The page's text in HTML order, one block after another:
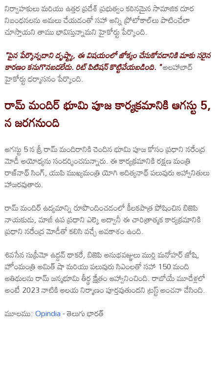
నిర్వాహకులు మరియు ఉత్తర ప్రదేశ్ ప్రభుత్వం కఠినమైన సామాజిక దూర
నిబంధనలను అమలు చేయడంతో సహా అన్ని ప్రోటోకాల్‌లు పాటించేలా
చూస్తాయని తాము భావిస్తున్నామని హైకోర్టు పేర్కొంది.
"పైన పేర్కొన్నదాని దృష్ట్యా, ఈ విషయంలో జోక్యం చేసుకోవడానికి మాకు సరైన
కారణం కనుగొనబడలేదు. రిట్ పిటిషన్ కొట్టివేయబడింది. "అలహాబాద్
హైకోర్టు ధర్మాసనం పేర్కొంది.
రామ్ మందిర్ భూమి పూజ కార్యక్రమానికి ఆగస్టు 5,
న జరగనుంది
ఆగస్టు 5 న శ్రీ రామ్ మందిరానికి చెందిన భూమి పూజ కోసం ప్రధాని నరేంద్ర
మోడీ అయోధ్యను సందర్శించనున్నారు. ఈ కార్యక్రమానికి రక్షణ మంత్రి
రాజ్‌నాథ్ సింగ్, యుపి ముఖ్యమంత్రి యోగి ఆదిత్యనాథ్ పలువురు ఆహ్వానితులు
హాజరవుతారు.
రామ్ మందిర్ ఉద్యమాన్ని రూపొందించడంలో కీలకపాత్ర పోషించిన బిజెపి
నాయకుడు, మాజీ ఉప ప్రధాని ఎల్కె అద్వానీ ఈ చారిత్రాత్మక కార్యక్రమానికి
ప్రధాని నరేంద్ర మోడీతో కలిసి వచ్చే అవకాశం ఉంది.
శివసేన సుప్రీమో ఉద్దవ్ థాకరే, బిజెపి అనుభవజ్ఞులు ముర్లి మనోహర్ జోషి,
హోంమంత్రి అమిత్ షా మరియు పలువురు సిఎంలతో సహా 150 మంది
అతిథులను రామ్ జన్మభూమి తీర్థ క్షేత్రం ఆహ్వానించింది. రాబోయే మూడేళ్లలో
అంటే 2023 నాటికి ఆలయ నిర్మాణం పూర్తవుతుందని ట్రస్ట్ అంచనా వేసింది.
మూలము:Opindia- తెలుగు భారత్